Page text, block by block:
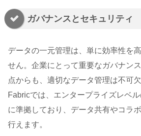
ガバナンスとセキュリティ
データの一元管理は、単に効率性を
せん。企業にとって重要なガバナン
点からも、適切なデータ管理は不可
Fabricでは、エンタープライズレベ
に準拠しており、データ共有やコラ
行えます。